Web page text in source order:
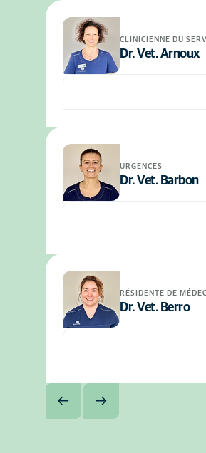
CLINICIENNE DU
Dr. Vet. Arnoux
URGENCES
Dr. Vet. Barbon
RÉSIDENTE DE
Dr. Vet. Berro